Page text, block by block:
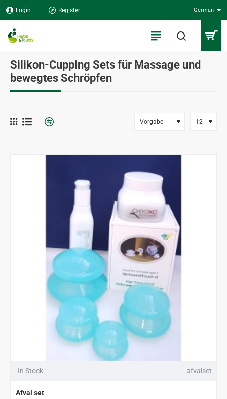
Login Register German
Silikon-Cupping Sets für Massage und
bewegtes Schröpfen
In Stock afvalset
Afval set